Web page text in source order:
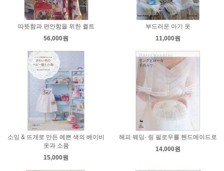
따뜻함과 편안함을 위한 퀼트
56,000원
부드러운 아기 옷
11,000원
소잉 & 뜨개로 만든 예쁜 색의 베이비
옷과 소품
15,000원
해피 웨딩- 링 필로우를 핸드메이드로
14,000원